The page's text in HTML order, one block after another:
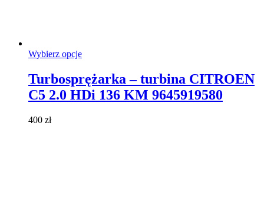
Wybierz opcjeTen
wiele
wariantów.
Turbosprężarka – turbina CITROEN
C5 2.0 HDi 136 KM 9645919580
400 zł